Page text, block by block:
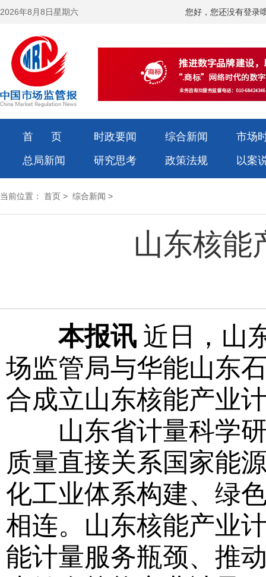
2026年8月8日星期六 您好，您还没有登录
首 页 时政要闻 综合新闻
市场
总局新闻
研究思考 政策法规 以案
当前位置： 首页 > 综合新闻 >
山东核能
本报讯 近日，山
场监管局与华能山东
合成立山东核能产业
山东省计量科学研
质量直接关系国家能
化工业体系构建、绿
相连。山东核能产业
能计量服务瓶颈、推